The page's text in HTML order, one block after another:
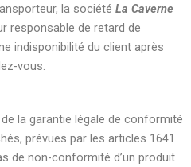
la société La Caverne
responsable de retard de
indisponibilité du client après
vous.
la garantie légale de conformité
prévues par les articles 1641
de non-conformité d’un produit